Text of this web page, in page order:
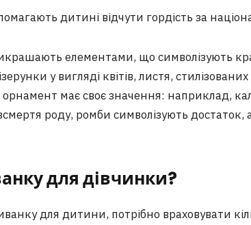
дитині відчути гордість за
елементами, що символізують
у вигляді квітів, листя, стилізованих
має своє значення: наприклад,
роду, ромби символізують достаток, а
для дівчинки?
для дитини, потрібно враховувати